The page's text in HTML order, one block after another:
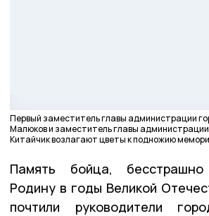
Первый заместитель главы администрации
Малюков и заместитель главы
Китайчик возлагают цветы к подножию
Память бойца,
Родину в годы Великой
почтили руководители